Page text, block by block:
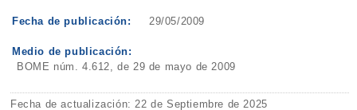
Fecha de publicación: 29/05/2009
Medio de publicación:
BOME núm. 4.612, de 29 de mayo de 2009
Fecha de actualización: 22 de Septiembre de 2025